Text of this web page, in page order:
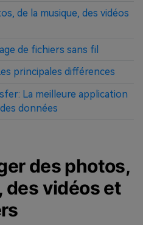
de la musique, des vidéos
de fichiers sans fil
principales différences
La meilleure application
données
des photos,
des vidéos et